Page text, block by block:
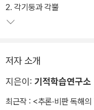
교육과정에 맞추어 연산 단
필수 연산을 모두 수록하였
2. 각기둥과 각뿔
저자 소개
지은이: 기적학습연구소
최근작 : <추론·비판 독해